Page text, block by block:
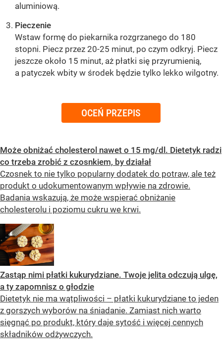
aluminiową.
Pieczenie
Wstaw formę do piekarnika rozgrzanego do 180
stopni. Piecz przez 20-25 minut, po czym odkryj. Piecz
jeszcze około 15 minut, aż płatki się przyrumienią,
a patyczek wbity w środek będzie tylko lekko wilgotny.
OCEŃ PRZEPIS
Może obniżać cholesterol nawet o 15 mg/dl. Dietetyk radzi
co trzeba zrobić z czosnkiem, by działał
Czosnek to nie tylko popularny dodatek do potraw, ale też
produkt o udokumentowanym wpływie na zdrowie.
Badania wskazują, że może wspierać obniżanie
cholesterolu i poziomu cukru we krwi.
Zastąp nimi płatki kukurydziane. Twoje jelita odczują ulgę,
a ty zapomnisz o głodzie
Dietetyk nie ma wątpliwości – płatki kukurydziane to jeden
z gorszych wyborów na śniadanie. Zamiast nich warto
sięgnąć po produkt, który daje sytość i więcej cennych
składników odżywczych.